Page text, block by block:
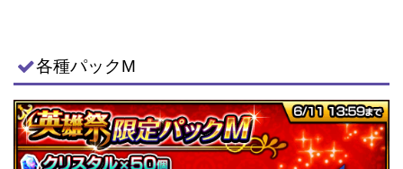
各種パックM